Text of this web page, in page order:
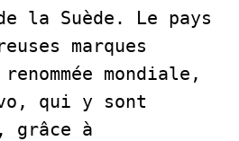
la Suède. Le pays
marques
mondiale,
qui y sont
grâce à